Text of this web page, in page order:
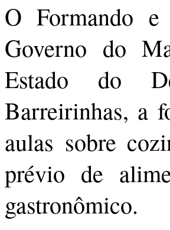
O Formando
Governo do
Estado do
Barreirinhas, a
aulas sobre
prévio de
gastronômico.